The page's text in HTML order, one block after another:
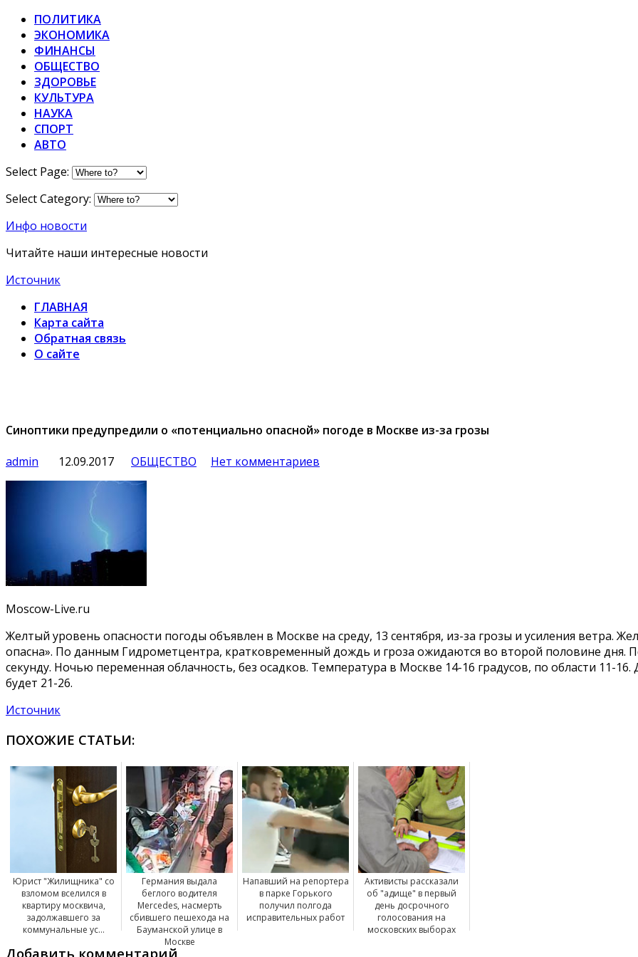
ПОЛИТИКА
ЭКОНОМИКА
ФИНАНСЫ
ОБЩЕСТВО
ЗДОРОВЬЕ
КУЛЬТУРА
НАУКА
СПОРТ
АВТО
Select Page:
Select Category:
Инфо новости
Читайте наши интересные новости
Источник
ГЛАВНАЯ
Карта сайта
Обратная связь
О сайте
Синоптики предупредили о «потенциально опасной» погоде в Москве из-за грозы
admin
12.09.2017 ОБЩЕСТВО Нет комментариев
Moscow-Live.ru
Желтый уровень опасности погоды объявлен в Москве на среду, 13 сентября, из-за грозы и усиления ветра.
опасна». По данным Гидрометцентра, кратковременный дождь и гроза ожидаются во второй половине дня.
секунду. Ночью переменная облачность, без осадков. Температура в Москве 14-16 градусов, по области 11-
будет 21-26.
Источник
ПОХОЖИЕ СТАТЬИ:
Юрист "Жилищника" со
взломом вселился в
квартиру москвича,
задолжавшего за
коммунальные ус...
Германия выдала
беглого водителя
Mercedes, насмерть
сбившего пешехода на
Бауманской улице в
Москве
Напавший на репортера
в парке Горького
получил полгода
исправительных работ
Активисты рассказали
об "адище" в первый
день досрочного
голосования на
московских выборах
Добавить комментарий